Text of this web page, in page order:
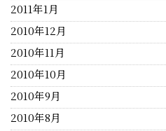
2011年1月
2010年12月
2010年11月
2010年10月
2010年9月
2010年8月